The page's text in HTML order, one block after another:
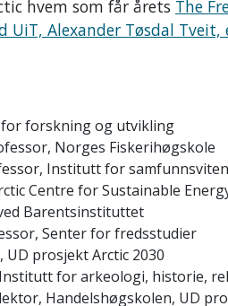
hvem som får årets The
UiT, Alexander Tøsdal
forskning og utvikling
Norges Fiskerihøgskole
Institutt for
Centre for Sustainable
Barentsinstituttet
Senter for fredsstudier
prosjekt Arctic 2030
for arkeologi, historie,
Handelshøgskolen, UD